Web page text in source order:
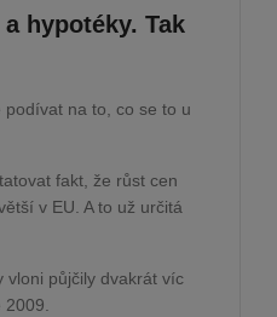
hypotéky. Tak
na to, co se to u
fakt, že růst cen
v EU. A to už určitá
vloni půjčily dvakrát víc